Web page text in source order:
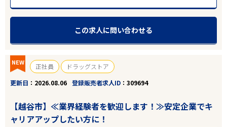
この求人に問い合わせる
NEW 正社員
ドラッグストア
更新日
2026.08.06 登録販売者求人ID 309694
【越谷市】≪業界経験者を歓迎します！≫安定企業でキ
ャリアアップしたい方に！